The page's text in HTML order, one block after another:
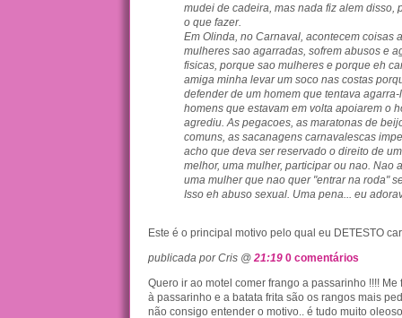
mudei de cadeira, mas nada fiz alem disso,
o que fazer.
Em Olinda, no Carnaval, acontecem coisas
mulheres sao agarradas, sofrem abusos e
fisicas, porque sao mulheres e porque eh
amiga minha levar um soco nas costas
defender de um homem que tentava agarra-
homens que estavam em volta apoiarem o
agrediu. As pegacoes, as maratonas de
comuns, as sacanagens carnavalescas
acho que deva ser reservado o direito de
melhor, uma mulher, participar ou nao. Nao
uma mulher que nao quer "entrar na roda"
Isso eh abuso sexual. Uma pena... eu
Este é o principal motivo pelo qual eu DETESTO
publicada por Cris @ 21:19 0 comentários
Quero ir ao motel comer frango a passarinho !!!!
à passarinho e a batata frita são os rangos mais
não consigo entender o motivo.. é tudo muito